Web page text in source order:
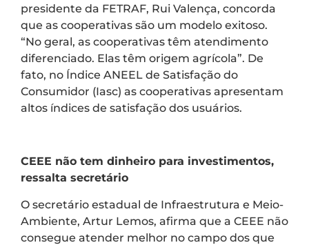
presidente da FETRAF, Rui Valença, concorda
que as cooperativas são um modelo exitoso.
“No geral, as cooperativas têm atendimento
diferenciado. Elas têm origem agrícola”. De
fato, no Índice ANEEL de Satisfação do
Consumidor (Iasc) as cooperativas apresentam
altos índices de satisfação dos usuários.
CEEE não tem dinheiro para investimentos,
ressalta secretário
O secretário estadual de Infraestrutura e Meio-
Ambiente, Artur Lemos, afirma que a CEEE não
consegue atender melhor no campo dos que